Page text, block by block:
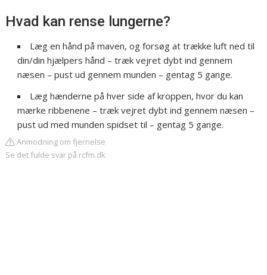
Hvad kan rense lungerne?
Læg en hånd på maven, og forsøg at trække luft ned til
din/din hjælpers hånd – træk vejret dybt ind gennem
næsen – pust ud gennem munden – gentag 5 gange.
Læg hænderne på hver side af kroppen, hvor du kan
mærke ribbenene – træk vejret dybt ind gennem næsen –
pust ud med munden spidset til – gentag 5 gange.
Anmodning om fjernelse
Se det fulde svar på rcfm.dk